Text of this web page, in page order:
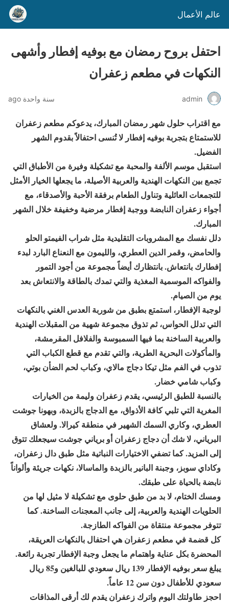
عالم الأعمال
احتفل بروح رمضان مع بوفيه إفطار وأشهى
النكهات في مطعم زعفران
admin سنة واحدة ago
مع اقتراب حلول شهر رمضان المبارك، يدعوكم مطعم زعفران
للاستمتاع بتجربة بوفيه إفطار لا تُنسى احتفالاً بقدوم الشهر
الفضيل.
استقبل موسم الألفة والمحبة مع تشكيلة وفيرة من الأطباق التي
تجمع بين النكهات الهندية والعربية الأصيلة، ما يجعلها الخيار الأمثل
للتجمعات العائلية وتناول الطعام برفقة الأحبة والأصدقاء، مع
أجواء زعفران النابضة ووجبة إفطار مرضية وخفيفة خلال الشهر
المبارك.
دلل نفسك مع المشروبات التقليدية مثل شراب الفيمتو الحلو
والحامض، وقمر الدين العطري، والليمون مع النعناع البارد لبدء
إفطارك بانتعاش. بانتظارك أيضاً مجموعة من أجود التمور
والفواكه الموسمية المغذية والتي تمدك بالطاقة والانتعاش بعد
يوم من الصيام.
لوجبة الإفطار، استمتع بطبق من شوربة العدس الغني بالنكهات
التي تدلل الحواس، ثم تذوق مجموعة شهية من المقبلات الهندية
والعربية الساخنة بما فيها السمبوسة والفلافل المقرمشة،
والمأكولات البحرية الطرية، والتي تقدم مع قطع الكباب التي
تذوب في الفم مثل تيكا دجاج مالاي، وكباب لحم الضأن بوتي،
وكباب شامي خضار.
بالنسبة للطبق الرئيسي، يقدم زعفران وليمة من الخيارات
المغرية التي تلبي كافة الأذواق، مع الدجاج بالزبدة، وبهونا جوشت
العطري، وكاري السمك الشهير في منطقة كيرالا. ولعشاق
البرياني، لا شك أن دجاج زعفران أو برياني جوشت سيجعلك تتوق
إلى المزيد. كما تضفي الاختيارات النباتية مثل طبق دال زعفران،
وكاداي سوبز، وجبنة البانير بالزبدة والماسالا، نكهات جريئة وألواناً
نابضة بالحياة على طبقك.
ومسك الختام، لا بد من طبق حلوى مع تشكيلة لا مثيل لها من
الحلويات الهندية والعربية، إلى جانب المعجنات الساخنة. كما
تتوفر مجموعة منتقاة من الفواكه الطازجة.
كل قضمة في مطعم زعفران هي احتفال بالنكهات العريقة،
المحضرة بكل عناية واهتمام ما يجعل وجبة الإفطار تجربة رائعة.
يبلغ سعر بوفيه الإفطار 139 ريال سعودي للبالغين و85 ريال
سعودي للأطفال دون سن 12 عاماً.
احجز طاولتك اليوم واترك زعفران يقدم لك أرقى المذاقات